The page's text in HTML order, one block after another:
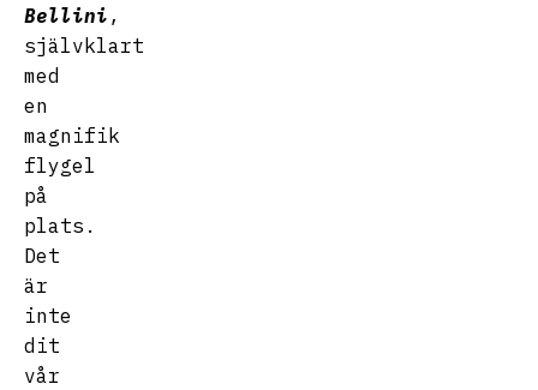
Bellini ,
självklart
med
en
magnifik
flygel
på
plats.
Det
är
inte
dit
vår